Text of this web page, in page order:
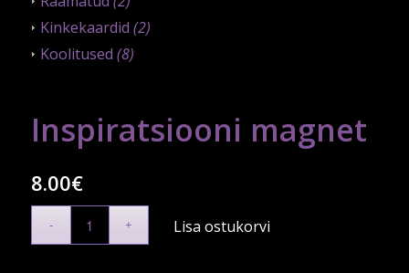
Kinkekaardid (2)
Koolitused (8)
Inspiratsiooni magnet
8.00€
Lisa ostukorvi